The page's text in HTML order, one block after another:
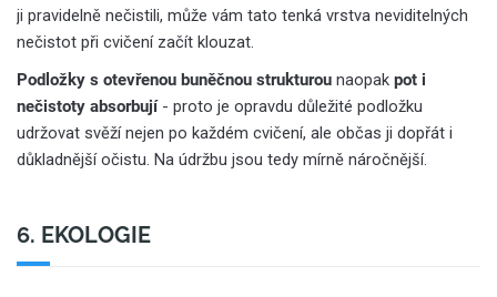
ji pravidelně nečistili, může vám tato tenká vrstva neviditelných
nečistot při cvičení začít klouzat.
Podložky s otevřenou buněčnou strukturou naopak pot i
nečistoty absorbují- proto je opravdu důležité podložku
udržovat svěží nejen po každém cvičení, ale občas ji dopřát i
důkladnější očistu. Na údržbu jsou tedy mírně náročnější.
6. EKOLOGIE